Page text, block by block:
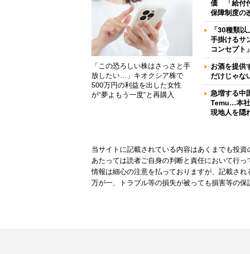
「この恐ろしい株はさっさと手
放したい…」キオクシア株で
500万円の利益を出した女性
が“夢よもう一度”と再購入
価 「給付
保障制度の
「30種類
手掛けるサ
コンセプト
お酒を提供
だけじゃな
急増する中
Temu…本
現地人を隠
当サイトに記載されている内容はあくまでも投
あたっては読者ご自身の判断と責任において行
情報は細心の注意を払っておりますが、記載さ
万が一、トラブル等の損失が被っても損害等の保